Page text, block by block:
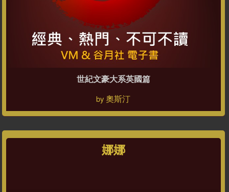
世紀文豪大系英國篇
by奧斯汀
娜娜